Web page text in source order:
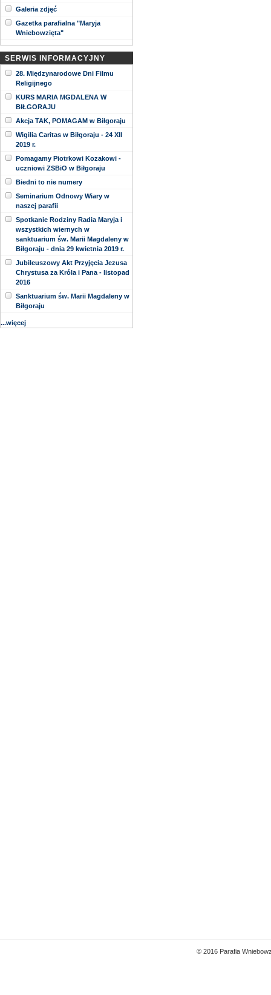
Galeria zdjęć
Gazetka parafialna "Maryja
Wniebowzięta"
SERWIS INFORMACYJNY
28. Międzynarodowe Dni Filmu
Religijnego
KURS MARIA MGDALENA W
BIŁGORAJU
Akcja TAK, POMAGAM w Biłgoraju
Wigilia Caritas w Biłgoraju - 24 XII
2019 r.
Pomagamy Piotrkowi Kozakowi -
uczniowi ZSBiO w Biłgoraju
Biedni to nie numery
Seminarium Odnowy Wiary w
naszej parafii
Spotkanie Rodziny Radia Maryja i
wszystkich wiernych w
sanktuarium św. Marii Magdaleny w
Biłgoraju - dnia 29 kwietnia 2019 r.
Jubileuszowy Akt Przyjęcia Jezusa
Chrystusa za Króla i Pana - listopad
2016
Sanktuarium św. Marii Magdaleny w
Biłgoraju
...więcej
© 2016 Parafia